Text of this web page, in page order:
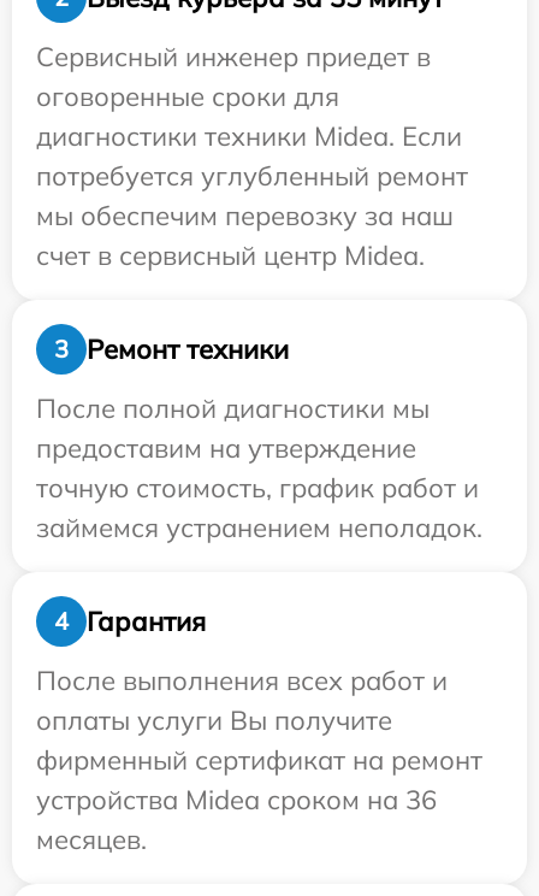
Сервисный инженер приедет в
оговоренные сроки для
диагностики техники Midea. Если
потребуется углубленный ремонт
мы обеспечим перевозку за наш
счет в сервисный центр Midea.
3
Ремонт техники
После полной диагностики мы
предоставим на утверждение
точную стоимость, график работ и
займемся устранением неполадок.
4
Гарантия
После выполнения всех работ и
оплаты услуги Вы получите
фирменный сертификат на ремонт
устройства Midea сроком на 36
месяцев.